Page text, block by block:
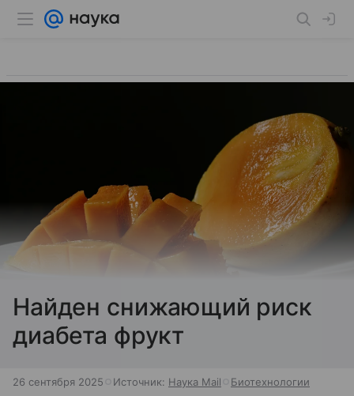
Найден снижающий риск
диабета фрукт
26 сентября 2025 Источник: Наука Mail Биотехнологии